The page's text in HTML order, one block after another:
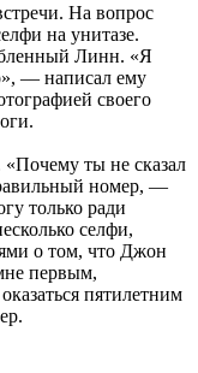
На вопрос
на унитазе.
Линн. «Я
— написал ему
своего
ты не сказал
номер, —
только ради
селфи,
о том, что Джон
первым,
пятилетним